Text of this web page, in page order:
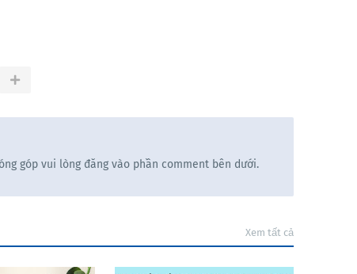
góp vui lòng đăng vào phần comment bên dưới.
Xem tất cả